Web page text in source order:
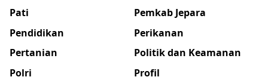
Pati
Pemkab Jepara
Pendidikan
Perikanan
Pertanian
Politik dan Keamanan
Polri
Profil